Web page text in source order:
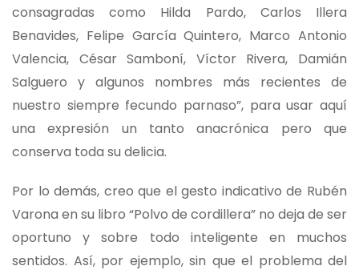
consagradas como Hilda Pardo, Carlos Illera
Benavides, Felipe García Quintero, Marco Antonio
Valencia, César Samboní, Víctor Rivera, Damián
Salguero y algunos nombres más recientes de
nuestro siempre fecundo parnaso”, para usar aquí
una expresión un tanto anacrónica pero que
conserva toda su delicia.
Por lo demás, creo que el gesto indicativo de Rubén
Varona en su libro “Polvo de cordillera” no deja de ser
oportuno y sobre todo inteligente en muchos
sentidos. Así, por ejemplo, sin que el problema del